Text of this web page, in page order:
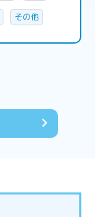
その他